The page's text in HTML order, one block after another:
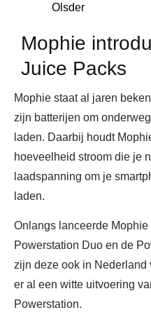
Olsder
Mophie
Juice Packs
Mophie staat al jaren
zijn batterijen om
laden. Daarbij houdt
hoeveelheid stroom die je
laadspanning om je
laden.
Onlangs lanceerde
Powerstation Duo en de
zijn deze ook in Nederland
er al een witte uitvoering
Powerstation.